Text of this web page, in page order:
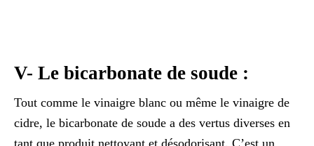
V- Le bicarbonate de soude :
Tout comme le vinaigre blanc ou même le vinaigre de
cidre, le bicarbonate de soude a des vertus diverses en